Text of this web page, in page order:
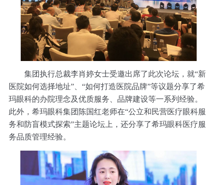
集团执行总裁李肖婷女士受邀出席了此次论坛，就“新
医院如何选择地址”、“如何打造医院品牌”等议题分享了希
玛眼科的办院理念及优质服务、品牌建设等一系列经验。
此外，希玛眼科集团陈国红老师在“公立和民营医疗眼科服
务和防盲模式探索”主题论坛上，还分享了希玛眼科医疗服
务品质管理经验。